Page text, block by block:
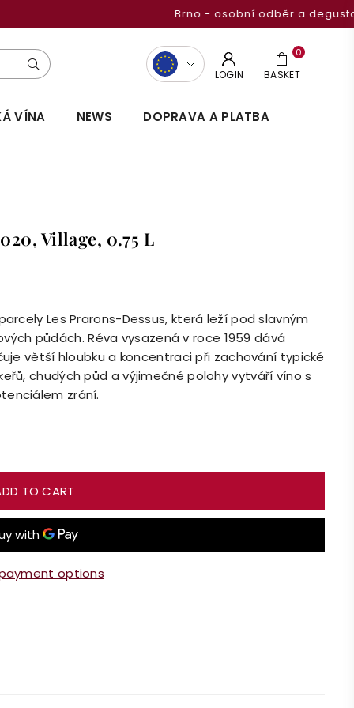
Submit
LOGIN BASKET
0
VÍNA NEWS DOPRAVA A PLATBA
Village, 0.75 L
Les Prarons-Dessus, která leží pod slavným
půdách. Réva vysazená v roce 1959 dává
větší hloubku a koncentraci při zachování typické
chudých půd a výjimečné polohy vytváří víno s
zrání.
TO CART
options